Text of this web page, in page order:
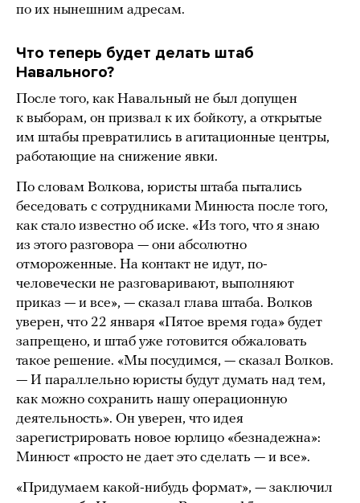
по их нынешним адресам.
Что теперь будет делать штаб
Навального?
После того, как Навальный не был допущен
к выборам, он призвал к их бойкоту, а открытые
им штабы превратились в агитационные центры,
работающие на снижение явки.
По словам Волкова, юристы штаба пытались
беседовать с сотрудниками Минюста после того,
как стало известно об иске. «Из того, что я знаю
из этого разговора — они абсолютно
отмороженные. На контакт не идут, по-
человечески не разговаривают, выполняют
приказ — и все», — сказал глава штаба. Волков
уверен, что 22 января «Пятое время года» будет
запрещено, и штаб уже готовится обжаловать
такое решение. «Мы посудимся, — сказал Волков.
— И параллельно юристы будут думать над тем,
как можно сохранить нашу операционную
деятельность». Он уверен, что идея
зарегистрировать новое юрлицо «безнадежна»:
Минюст «просто не дает это сделать — и все».
«Придумаем какой-нибудь формат», — заключил